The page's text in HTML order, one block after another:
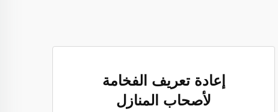
إعادة تعريف الفخامة
لأصحاب المنازل